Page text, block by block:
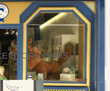
STORE PARIS